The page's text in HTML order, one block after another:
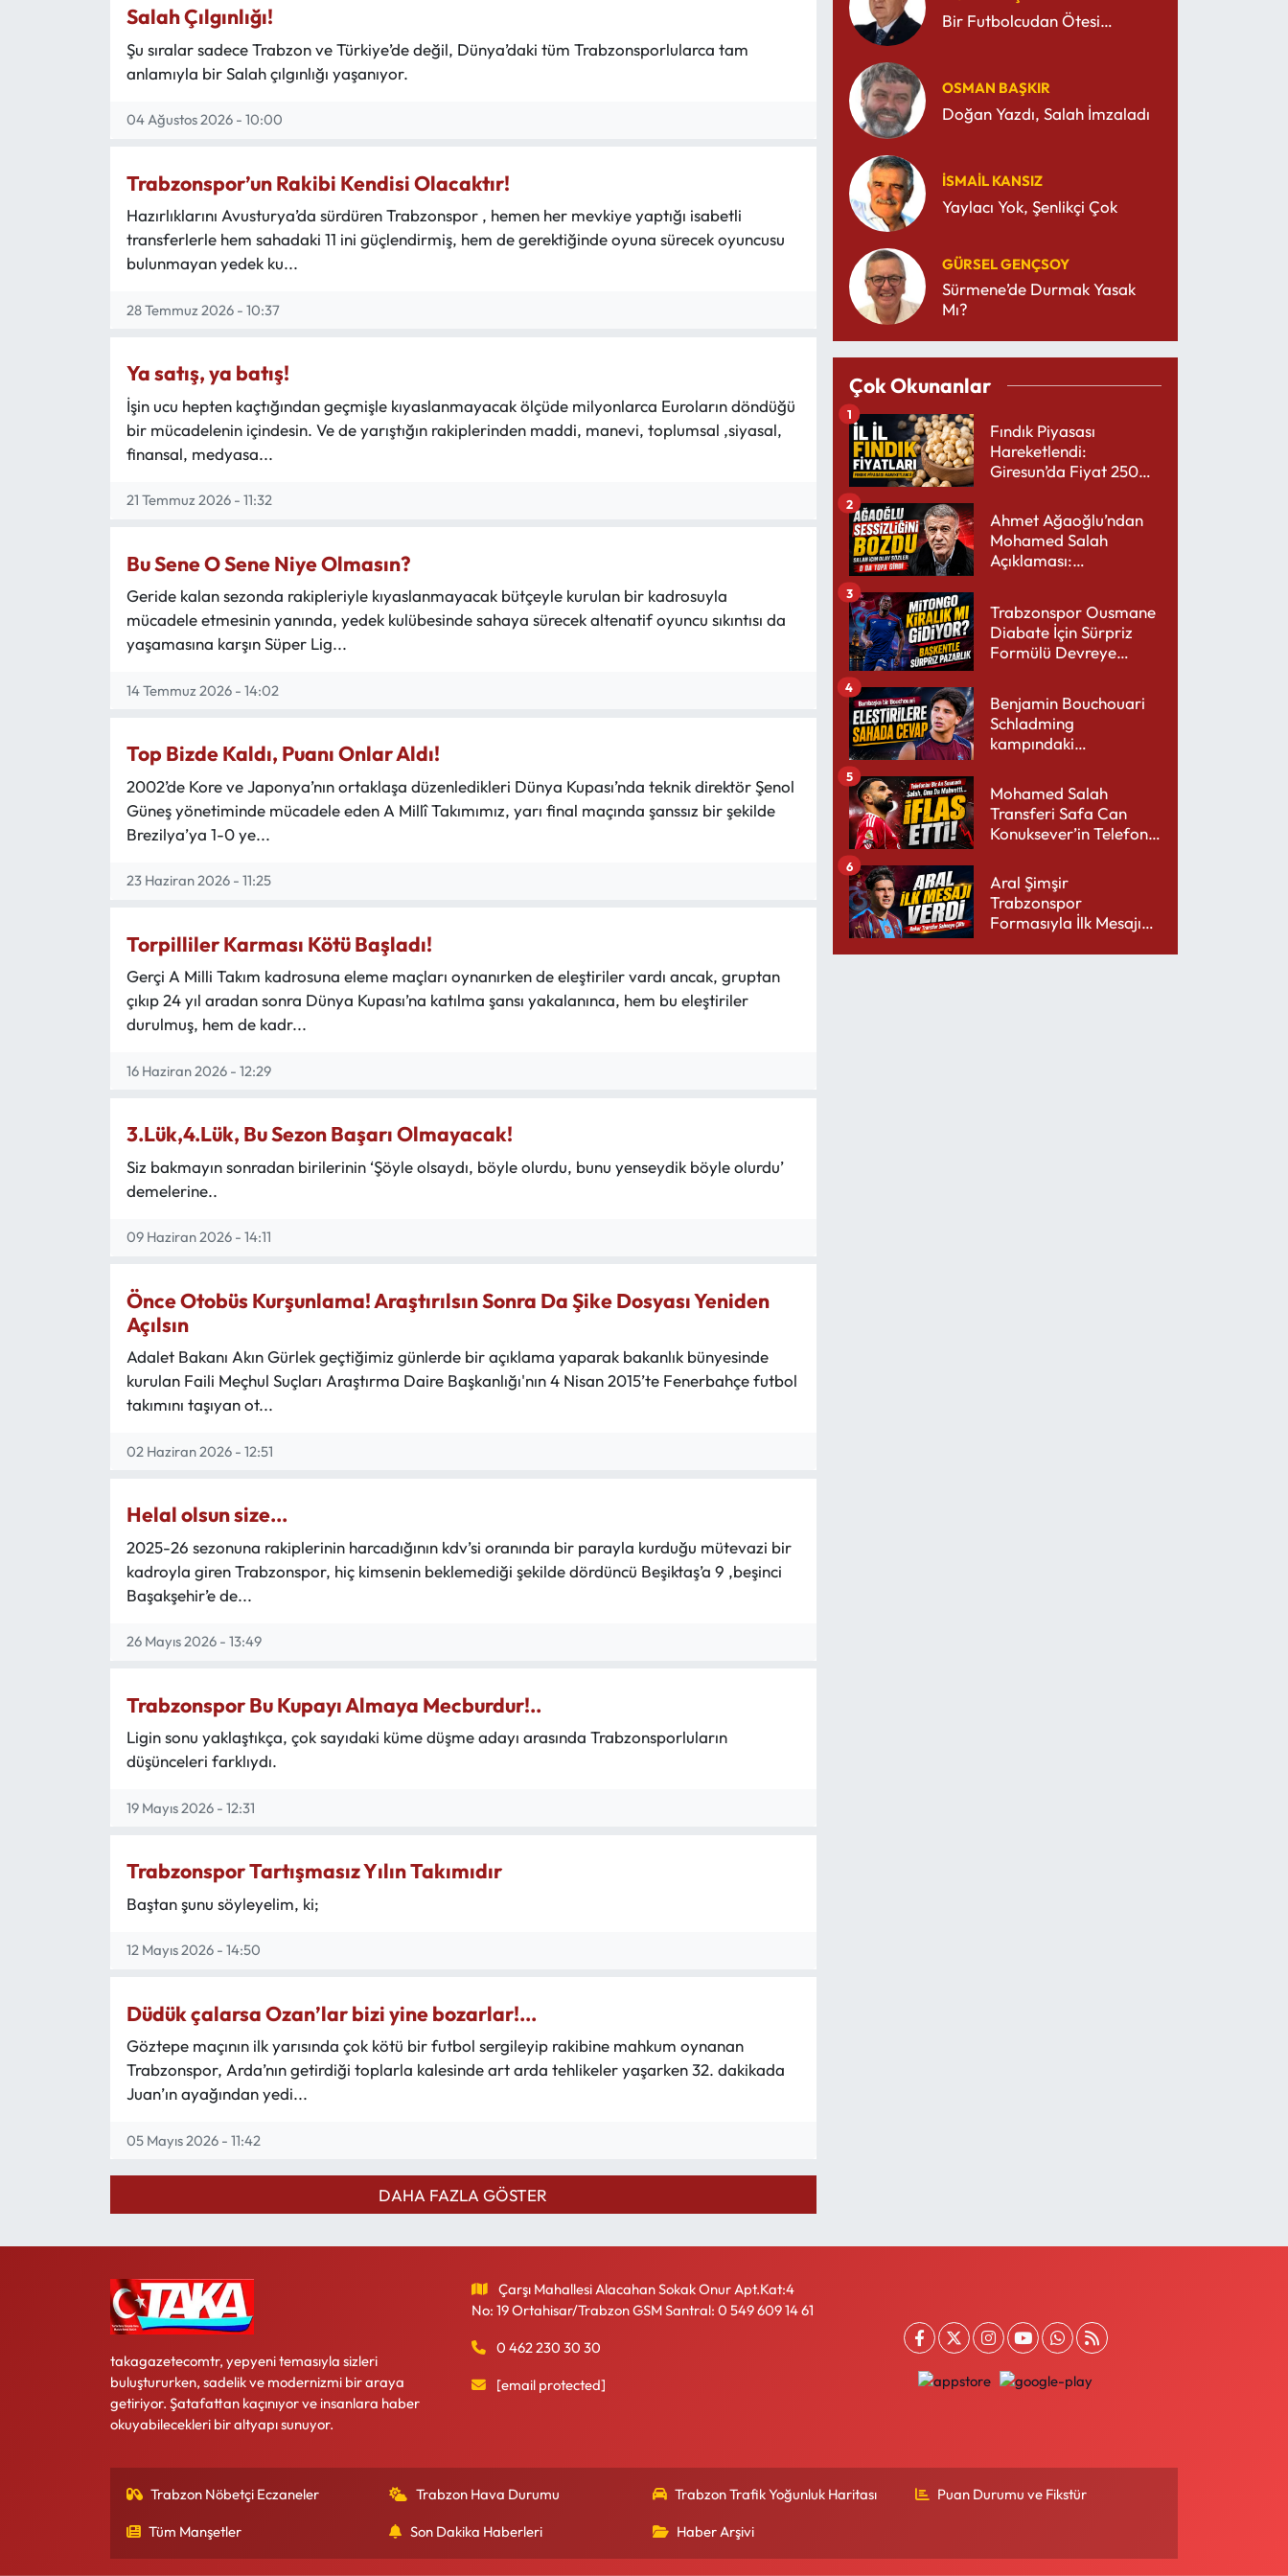
Salah Çılgınlığı!
Şu sıralar sadece Trabzon ve Türkiye’de değil, Dünya’daki tüm Trabzonsporlularca tam
anlamıyla bir Salah çılgınlığı yaşanıyor.
04 Ağustos 2026 - 10:00
Trabzonspor’un Rakibi Kendisi Olacaktır!
Hazırlıklarını Avusturya’da sürdüren Trabzonspor , hemen her mevkiye yaptığı isabetli
transferlerle hem sahadaki 11 ini güçlendirmiş, hem de gerektiğinde oyuna sürecek oyuncusu
bulunmayan yedek ku...
28 Temmuz 2026 - 10:37
Ya satış, ya batış!
İşin ucu hepten kaçtığından geçmişle kıyaslanmayacak ölçüde milyonlarca Euroların döndüğü
bir mücadelenin içindesin. Ve de yarıştığın rakiplerinden maddi, manevi, toplumsal ,siyasal,
finansal, medyasa...
21 Temmuz 2026 - 11:32
Bu Sene O Sene Niye Olmasın?
Geride kalan sezonda rakipleriyle kıyaslanmayacak bütçeyle kurulan bir kadrosuyla
mücadele etmesinin yanında, yedek kulübesinde sahaya sürecek altenatif oyuncu sıkıntısı da
yaşamasına karşın Süper Lig...
14 Temmuz 2026 - 14:02
Top Bizde Kaldı, Puanı Onlar Aldı!
2002’de Kore ve Japonya’nın ortaklaşa düzenledikleri Dünya Kupası’nda teknik direktör Şenol
Güneş yönetiminde mücadele eden A Millî Takımımız, yarı final maçında şanssız bir şekilde
Brezilya’ya 1-0 ye...
23 Haziran 2026 - 11:25
Torpilliler Karması Kötü Başladı!
Gerçi A Milli Takım kadrosuna eleme maçları oynanırken de eleştiriler vardı ancak, gruptan
çıkıp 24 yıl aradan sonra Dünya Kupası’na katılma şansı yakalanınca, hem bu eleştiriler
durulmuş, hem de kadr...
16 Haziran 2026 - 12:29
3.Lük,4.Lük, Bu Sezon Başarı Olmayacak!
Siz bakmayın sonradan birilerinin ‘Şöyle olsaydı, böyle olurdu, bunu yenseydik böyle olurdu’
demelerine..
09 Haziran 2026 - 14:11
Önce Otobüs Kurşunlama! Araştırılsın Sonra Da Şike Dosyası Yeniden
Açılsın
Adalet Bakanı Akın Gürlek geçtiğimiz günlerde bir açıklama yaparak bakanlık bünyesinde
kurulan Faili Meçhul Suçları Araştırma Daire Başkanlığı'nın 4 Nisan 2015’te Fenerbahçe futbol
takımını taşıyan ot...
02 Haziran 2026 - 12:51
Helal olsun size...
2025-26 sezonuna rakiplerinin harcadığının kdv’si oranında bir parayla kurduğu mütevazi bir
kadroyla giren Trabzonspor, hiç kimsenin beklemediği şekilde dördüncü Beşiktaş’a 9 ,beşinci
Başakşehir’e de...
26 Mayıs 2026 - 13:49
Trabzonspor Bu Kupayı Almaya Mecburdur!..
Ligin sonu yaklaştıkça, çok sayıdaki küme düşme adayı arasında Trabzonsporluların
düşünceleri farklıydı.
19 Mayıs 2026 - 12:31
Trabzonspor Tartışmasız Yılın Takımıdır
Baştan şunu söyleyelim, ki;
12 Mayıs 2026 - 14:50
Düdük çalarsa Ozan’lar bizi yine bozarlar!...
Göztepe maçının ilk yarısında çok kötü bir futbol sergileyip rakibine mahkum oynanan
Trabzonspor, Arda’nın getirdiği toplarla kalesinde art arda tehlikeler yaşarken 32. dakikada
Juan’ın ayağından yedi...
05 Mayıs 2026 - 11:42
DAHA FAZLA GÖSTER
Bir Futbolcudan Ötesi…
OSMAN BAŞKIR
Doğan Yazdı, Salah İmzaladı
İSMAIL KANSIZ
Yaylacı Yok, Şenlikçi Çok
GÜRSEL GENÇSOY
Sürmene’de Durmak Yasak
Mı?
Çok Okunanlar
Fındık Piyasası
Hareketlendi:
Giresun’da Fiyat 250
1
Ahmet Ağaoğlu’ndan
Mohamed Salah
Açıklaması:
2
Trabzonspor Ousmane
Diabate İçin Sürpriz
Formülü Devreye
3
Benjamin Bouchouari
Schladming
kampındaki
4
Mohamed Salah
Transferi Safa Can
Konuksever’in Telefon
5
Aral Şimşir
Trabzonspor
Formasıyla İlk Mesajını
6
takagazetecomtr, yepyeni temasıyla sizleri
buluştururken, sadelik ve modernizmi bir araya
getiriyor. Şatafattan kaçınıyor ve insanlara haber
okuyabilecekleri bir altyapı sunuyor.
Çarşı Mahallesi Alacahan Sokak Onur Apt.Kat:4
No: 19 Ortahisar/Trabzon GSM Santral: 0 549 609 14 61
0 462 230 30 30
[email protected]
Trabzon Nöbetçi Eczaneler Trabzon Hava Durumu Trabzon Trafik Yoğunluk Haritası Puan Durumu ve Fikstür
Tüm Manşetler Son Dakika Haberleri Haber Arşivi
Köşe Yazıları
Karikatür Galeri
Spor Yazıları
Mektup Galeri